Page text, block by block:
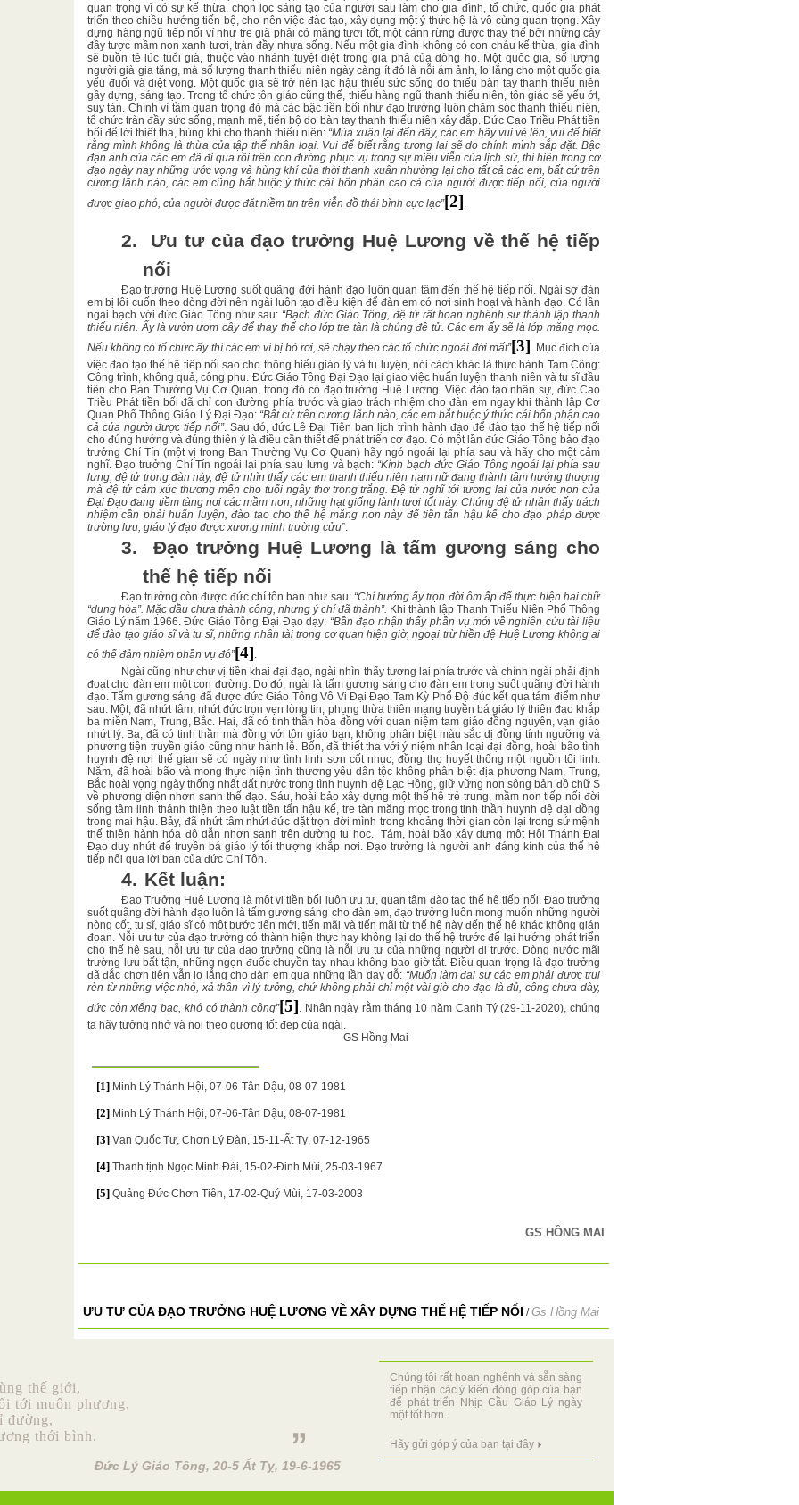
quan trọng vì có sự kế thừa, chọn lọc sáng tạo của người sau làm cho gia đình, tổ chức, quốc gia phát
triển theo chiều hướng tiến bộ, cho nên việc đào tạo, xây dựng một ý thức hệ là vô cùng quan trọng. Xây
dựng hàng ngũ tiếp nối ví như tre già phải có măng tươi tốt, một cánh rừng được thay thế bởi những cây
đầy tược mầm non xanh tươi, tràn đầy nhựa sống. Nếu một gia đình không có con cháu kế thừa, gia đình
sẽ buồn tẻ lúc tuổi già, thuộc vào nhánh tuyệt diệt trong gia phả của dòng họ. Một quốc gia, số lượng
người già gia tăng, mà số lượng thanh thiếu niên ngày càng ít đó là nỗi ám ảnh, lo lắng cho một quốc gia
yếu đuối và diệt vong. Một quốc gia sẽ trở nên lạc hậu thiếu sức sống do thiếu bàn tay thanh thiếu niên
gầy dựng, sáng tạo. Trong tổ chức tôn giáo cũng thế, thiếu hàng ngũ thanh thiếu niên, tôn giáo sẽ yếu ớt,
suy tàn. Chính vì tầm quan trọng đó mà các bậc tiền bối như đạo trưởng luôn chăm sóc thanh thiếu niên,
tổ chức tràn đầy sức sống, mạnh mẽ, tiến bộ do bàn tay thanh thiếu niên xây đắp. Đức Cao Triều Phát tiền
bối để lời thiết tha, hùng khí cho thanh thiếu niên: “Mùa xuân lại đến đây, các em hãy vui vẻ lên, vui để biết
rằng mình không là thừa của tập thể nhân loại. Vui để biết rằng tương lai sẽ do chính mình sắp đặt. Bậc
đạn anh của các em đã đi qua rồi trên con đường phục vụ trong sự miêu viễn của lịch sử, thì hiện trong cơ
đạo ngày nay những ước vọng và hùng khí của thời thanh xuân nhường lại cho tất cả các em, bất cứ trên
cương lãnh nào, các em cũng bắt buộc ý thức cái bổn phận cao cả của người được tiếp nối, của người
được giao phó, của người được đặt niềm tin trên viễn đồ thái bình cực lạc”[2].
2.
Ưu tư của đạo trưởng Huệ Lương về thế hệ tiếp
nối
Đạo trưởng Huệ Lương suốt quãng đời hành đạo luôn quan tâm đến thế hệ tiếp nối. Ngài sợ đàn
em bị lôi cuốn theo dòng đời nên ngài luôn tạo điều kiện để đàn em có nơi sinh hoạt và hành đạo. Có lần
ngài bạch với đức Giáo Tông như sau: “Bạch đức Giáo Tông, đệ tử rất hoan nghênh sự thành lập thanh
thiếu niên. Ấy là vườn ươm cây để thay thế cho lớp tre tàn là chúng đệ tử. Các em ấy sẽ là lớp măng mọc.
Nếu không có tổ chức ấy thì các em vì bị bỏ rơi, sẽ chạy theo các tổ chức ngoài đời mất”[3]. Mục đích của
việc đào tạo thế hệ tiếp nối sao cho thông hiểu giáo lý và tu luyện, nói cách khác là thực hành Tam Công:
Công trình, không quả, công phu. Đức Giáo Tông Đại Đạo lại giao việc huấn luyện thanh niên và tu sĩ đầu
tiên cho Ban Thường Vụ Cơ Quan, trong đó có đạo trưởng Huệ Lương. Việc đào tạo nhân sự, đức Cao
Triều Phát tiền bối đã chỉ con đường phía trước và giao trách nhiệm cho đàn em ngay khi thành lập Cơ
Quan Phổ Thông Giáo Lý Đại Đạo: “Bất cứ trên cương lãnh nào, các em bắt buộc ý thức cái bổn phận cao
cả của người được tiếp nối”. Sau đó, đức Lê Đại Tiên ban lịch trình hành đạo để đào tạo thế hệ tiếp nối
cho đúng hướng và đúng thiên ý là điều cần thiết để phát triển cơ đạo. Có một lần đức Giáo Tông bảo đạo
trưởng Chí Tín (một vị trong Ban Thường Vụ Cơ Quan) hãy ngó ngoái lại phía sau và hãy cho một cảm
nghĩ. Đạo trưởng Chí Tín ngoái lại phía sau lưng và bạch: “Kính bạch đức Giáo Tông ngoái lại phía sau
lưng, đệ tử trong đàn này, đệ tử nhìn thấy các em thanh thiếu niên nam nữ đang thành tâm hướng thượng
mà đệ tử cảm xúc thương mến cho tuổi ngây thơ trong trắng. Đệ tử nghĩ tới tương lai của nước non của
Đại Đạo đang tiềm tàng nơi các mầm non, những hạt giống lành tươi tốt này. Chúng đệ tử nhận thấy trách
nhiệm cần phải huấn luyện, đào tạo cho thế hệ măng non này để tiền tấn hậu kế cho đạo pháp được
trường lưu, giáo lý đạo được xương minh trường cửu”.
3.
Đạo trưởng Huệ Lương là tấm gương sáng cho
thế hệ tiếp nối
Đạo trưởng còn được đức chí tôn ban như sau: “Chí hướng ấy trọn đời ôm ấp để thực hiện hai chữ
“dung hòa”. Mặc dầu chưa thành công, nhưng ý chí đã thành”. Khi thành lập Thanh Thiếu Niên Phổ Thông
Giáo Lý năm 1966. Đức Giáo Tông Đại Đạo dạy: “Bần đạo nhận thấy phần vụ mới về nghiên cứu tài liệu
để đào tạo giáo sĩ và tu sĩ, những nhân tài trong cơ quan hiện giờ, ngoại trừ hiền đệ Huệ Lương không ai
có thể đảm nhiệm phần vụ đó”[4].
Ngài cũng như chư vị tiền khai đại đạo, ngài nhìn thấy tương lai phía trước và chính ngài phải định
đoạt cho đàn em một con đường. Do đó, ngài là tấm gương sáng cho đàn em trong suốt quãng đời hành
đạo. Tấm gương sáng đã được đức Giáo Tông Vô Vi Đại Đạo Tam Kỳ Phổ Độ đúc kết qua tám điểm như
sau: Một, đã nhứt tâm, nhứt đức trọn vẹn lòng tin, phụng thừa thiên mạng truyền bá giáo lý thiên đạo khắp
ba miền Nam, Trung, Bắc. Hai, đã có tinh thần hòa đồng với quan niệm tam giáo đồng nguyên, vạn giáo
nhứt lý. Ba, đã có tinh thần mà đồng với tôn giáo bạn, không phân biệt màu sắc dị đồng tính ngưỡng và
phương tiện truyền giáo cũng như hành lễ. Bốn, đã thiết tha với ý niệm nhân loại đại đồng, hoài bão tình
huynh đệ nơi thế gian sẽ có ngày như tình linh sơn cốt nhục, đồng thọ huyết thống một nguồn tối linh.
Năm, đã hoài bão và mong thực hiện tình thương yêu dân tộc không phân biệt địa phương Nam, Trung,
Bắc hoài vọng ngày thống nhất đất nước trong tình huynh đệ Lạc Hồng, giữ vững non sông bản đồ chữ S
về phương diện nhơn sanh thế đạo. Sáu, hoài bảo xây dựng một thế hệ trẻ trung, mầm non tiếp nối đời
sống tâm linh thánh thiện theo luật tiền tấn hậu kế, tre tàn măng mọc trong tinh thần huynh đệ đại đồng
trong mai hậu. Bảy, đã nhứt tâm nhứt đức dặt trọn đời mình trong khoảng thời gian còn lại trong sứ mệnh
thế thiên hành hóa độ dẫn nhơn sanh trên đường tu học. Tám, hoài bão xây dựng một Hội Thánh Đại
Đạo duy nhứt để truyền bá giáo lý tối thượng khắp nơi. Đạo trưởng là người anh đáng kính của thế hệ
tiếp nối qua lời ban của đức Chí Tôn.
4. Kết luận:
Đạo Trưởng Huệ Lương là một vị tiền bối luôn ưu tư, quan tâm đào tạo thế hệ tiếp nối. Đạo trưởng
suốt quãng đời hành đạo luôn là tấm gương sáng cho đàn em, đạo trưởng luôn mong muốn những người
nòng cốt, tu sĩ, giáo sĩ có một bước tiến mới, tiến mãi và tiến mãi từ thế hệ này đến thế hệ khác không gián
đoạn. Nỗi ưu tư của đạo trưởng có thành hiện thực hay không lại do thế hệ trước để lại hướng phát triển
cho thế hệ sau, nỗi ưu tư của đạo trưởng cũng là nỗi ưu tư của những người đi trước. Dòng nước mãi
trường lưu bất tận, những ngọn đuốc chuyền tay nhau không bao giờ tắt. Điều quan trọng là đạo trưởng
đã đắc chơn tiên vẫn lo lắng cho đàn em qua những lần dạy dỗ: “Muốn làm đại sự các em phải được trui
rèn từ những việc nhỏ, xả thân vì lý tưởng, chứ không phải chỉ một vài giờ cho đạo là đủ, công chưa dày,
đức còn xiểng bạc, khó có thành công”[5]. Nhân ngày rằm tháng 10 năm Canh Tý (29-11-2020), chúng
ta hãy tưởng nhớ và noi theo gương tốt đẹp của ngài.
GS Hồng Mai
[1] Minh Lý Thánh Hội, 07-06-Tân Dậu, 08-07-1981
[2] Minh Lý Thánh Hội, 07-06-Tân Dậu, 08-07-1981
[3] Vạn Quốc Tự, Chơn Lý Đàn, 15-11-Ất Tỵ, 07-12-1965
[4] Thanh tịnh Ngọc Minh Đài, 15-02-Đinh Mùi, 25-03-1967
[5] Quảng Đức Chơn Tiên, 17-02-Quý Mùi, 17-03-2003
GS HỒNG MAI
ƯU TƯ CỦA ĐẠO TRƯỞNG HUỆ LƯƠNG VỀ XÂY DỰNG THẾ HỆ TIẾP NỐI /Gs Hồng Mai
thế giới,
tới muôn phương,
đường,
thới bình.
Đức Lý Giáo Tông, 20-5 Ất Tỵ, 19-6-1965
Chúng tôi rất hoan nghênh và sẵn sàng
tiếp nhận các ý kiến đóng góp của bạn
để phát triển Nhịp Cầu Giáo Lý ngày
một tốt hơn.
Hãy gửi góp ý của bạn tại đây